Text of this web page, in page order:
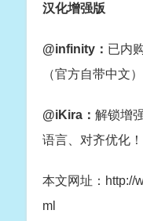
汉化增强版
@infinity： 已内
（官方自带中文）
@iKira： 解锁增
语言、对齐优化！
本文网址：http://
ml